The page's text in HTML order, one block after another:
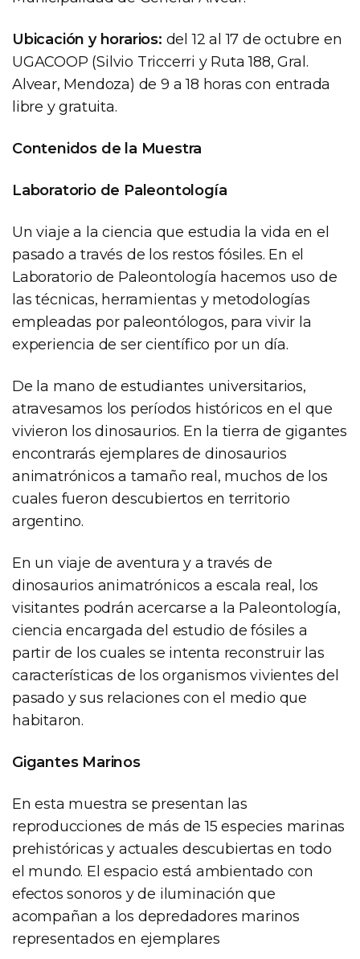
Ubicación y horarios: del 12 al 17 de octubre en
UGACOOP (Silvio Triccerri y Ruta 188, Gral.
Alvear, Mendoza) de 9 a 18 horas con entrada
libre y gratuita.
Contenidos de la Muestra
Laboratorio de Paleontología
Un viaje a la ciencia que estudia la vida en el
pasado a través de los restos fósiles. En el
Laboratorio de Paleontología hacemos uso de
las técnicas, herramientas y metodologías
empleadas por paleontólogos, para vivir la
experiencia de ser científico por un día.
De la mano de estudiantes universitarios,
atravesamos los períodos históricos en el que
vivieron los dinosaurios. En la tierra de gigantes
encontrarás ejemplares de dinosaurios
animatrónicos a tamaño real, muchos de los
cuales fueron descubiertos en territorio
argentino.
En un viaje de aventura y a través de
dinosaurios animatrónicos a escala real, los
visitantes podrán acercarse a la Paleontología,
ciencia encargada del estudio de fósiles a
partir de los cuales se intenta reconstruir las
características de los organismos vivientes del
pasado y sus relaciones con el medio que
habitaron.
Gigantes Marinos
En esta muestra se presentan las
reproducciones de más de 15 especies marinas
prehistóricas y actuales descubiertas en todo
el mundo. El espacio está ambientado con
efectos sonoros y de iluminación que
acompañan a los depredadores marinos
representados en ejemplares